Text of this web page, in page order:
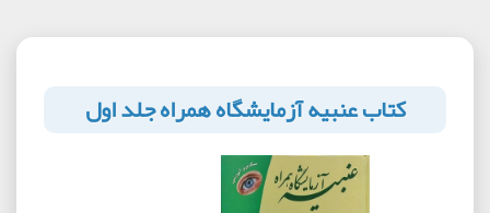
کتاب عنبیه آزمایشگاه همراه جلد اول